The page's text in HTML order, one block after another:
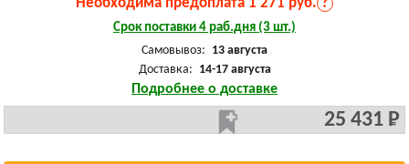
Необходима предоплата 1 271 руб. ?
Срок поставки 4 раб.дня (3 шт.)
Самовывоз: 13 августа
Доставка: 14-17 августа
Подробнее о доставке
25 431 Р